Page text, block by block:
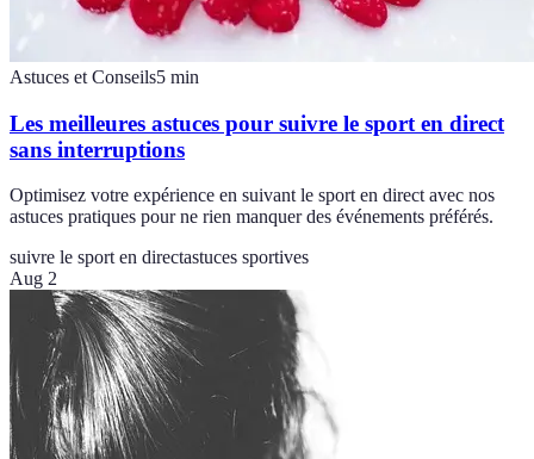
Astuces et Conseils5 min
Les meilleures astuces pour suivre le sport en direct
sans interruptions
Optimisez votre expérience en suivant le sport en direct avec nos
astuces pratiques pour ne rien manquer des événements préférés.
suivre le sport en directastuces sportives
Aug 2